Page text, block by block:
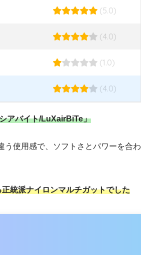
(5.0)
(4.0)
(1.0)
(4.0)
アバイト/LuXairBiTe」
う使用感で、ソフトさとパワーを合
統派ナイロンマルチガットでした